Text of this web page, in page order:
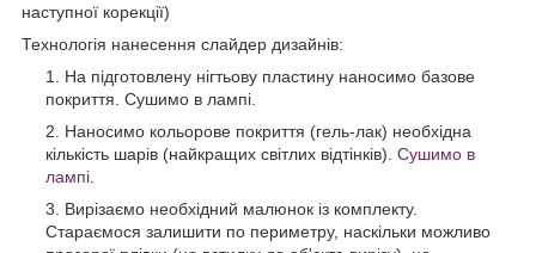
наступної корекції)
Технологія нанесення слайдер дизайнів:
На підготовлену нігтьову пластину наносимо базове
покриття. Сушимо в лампі.
Наносимо кольорове покриття (гель-лак) необхідна
кількість шарів (найкращих світлих відтінків). Сушимо в
лампі
Вирізаємо необхідний малюнок із комплекту.
Стараємося залишити по периметру, наскільки можливо